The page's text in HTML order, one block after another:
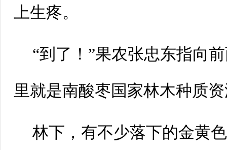
上生疼。
“到了！”果农张忠东指向
里就是南酸枣国家林木种质
林下，有不少落下的金黄